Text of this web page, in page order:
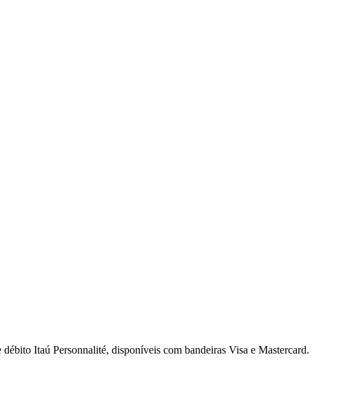
Itaú Personnalité, disponíveis com bandeiras Visa e Mastercard.